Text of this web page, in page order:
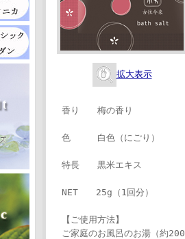
拡大表示
香り 梅の香り
色 白色（にごり）
特長 黒米エキス
NET 25g（1回分）
【ご使用方法】
ご家庭のお風呂のお湯（約